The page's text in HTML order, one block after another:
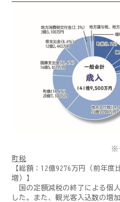
※
町税
【総額：12億9276万円（前年度
増）】
国の定額減税の終了による個
した。また、観光客入込数の増